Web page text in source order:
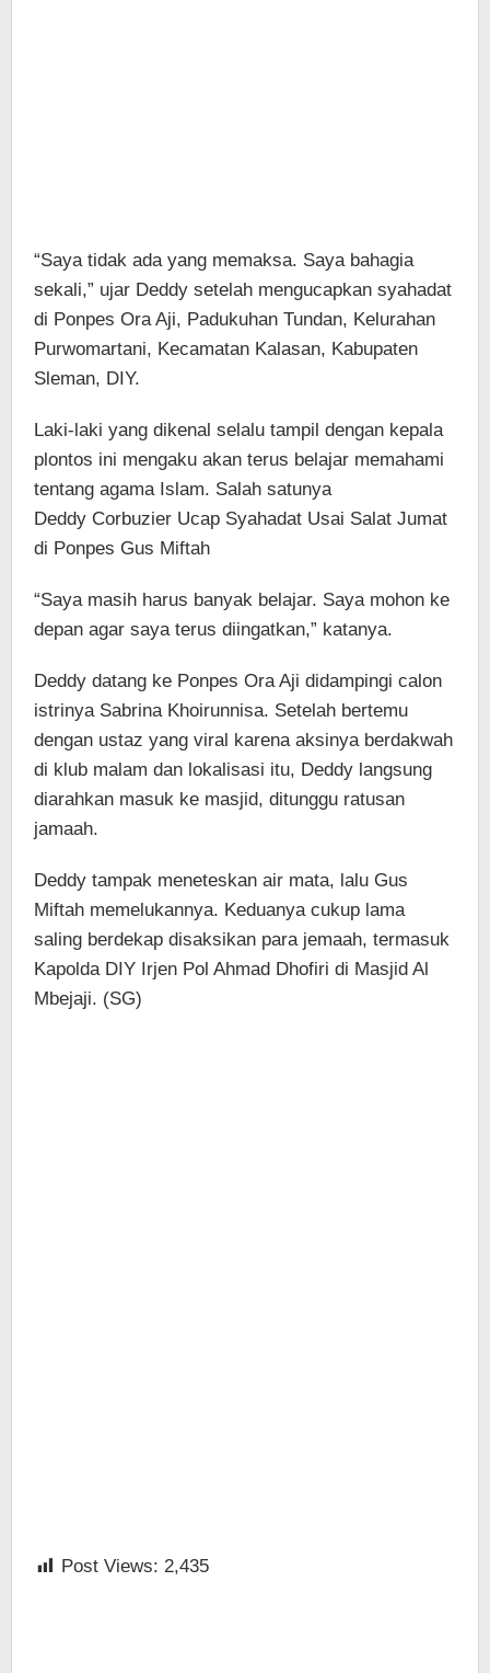
“Saya tidak ada yang memaksa. Saya bahagia
sekali,” ujar Deddy setelah mengucapkan syahadat
di Ponpes Ora Aji, Padukuhan Tundan, Kelurahan
Purwomartani, Kecamatan Kalasan, Kabupaten
Sleman, DIY.
Laki-laki yang dikenal selalu tampil dengan kepala
plontos ini mengaku akan terus belajar memahami
tentang agama Islam. Salah satunya
Deddy Corbuzier Ucap Syahadat Usai Salat Jumat
di Ponpes Gus Miftah
“Saya masih harus banyak belajar. Saya mohon ke
depan agar saya terus diingatkan,” katanya.
Deddy datang ke Ponpes Ora Aji didampingi calon
istrinya Sabrina Khoirunnisa. Setelah bertemu
dengan ustaz yang viral karena aksinya berdakwah
di klub malam dan lokalisasi itu, Deddy langsung
diarahkan masuk ke masjid, ditunggu ratusan
jamaah.
Deddy tampak meneteskan air mata, lalu Gus
Miftah memelukannya. Keduanya cukup lama
saling berdekap disaksikan para jemaah, termasuk
Kapolda DIY Irjen Pol Ahmad Dhofiri di Masjid Al
Mbejaji. (SG)
Post Views: 2,435